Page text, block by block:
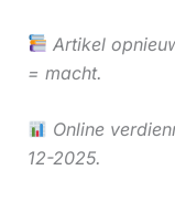
Artikel
= macht.
Online
12-2025.